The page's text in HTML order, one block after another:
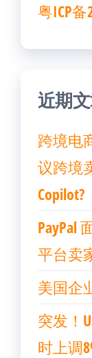
粤ICP备
近期
跨境电
议跨境
Copilot?
PayPal
平台卖
美国企
突发！
时上调